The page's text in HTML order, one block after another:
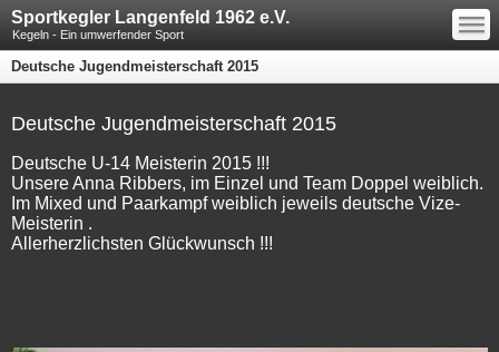
Sportkegler Langenfeld 1962 e.V.
Kegeln - Ein umwerfender Sport
—
—
—
Deutsche Jugendmeisterschaft 2015
Deutsche Jugendmeisterschaft 2015
Deutsche U-14 Meisterin 2015 !!!
Unsere Anna Ribbers, im Einzel und Team Doppel weiblich.
Im Mixed und Paarkampf weiblich jeweils deutsche Vize-
Meisterin .
Allerherzlichsten Glückwunsch !!!